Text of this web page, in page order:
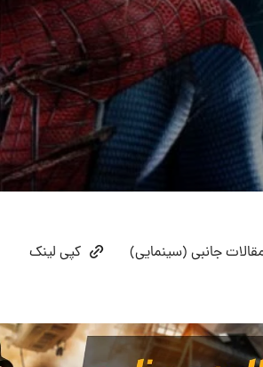
جانبی (سینمایی) کپی لینک